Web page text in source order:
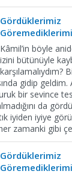
Gördüklerimiz
Kâmil’in böyle
izini bütünüyle
karşılamalıydım?
gidip geldim.
bir sevince
da
iyiden iyiye
zamanki gibi
Gördüklerimiz